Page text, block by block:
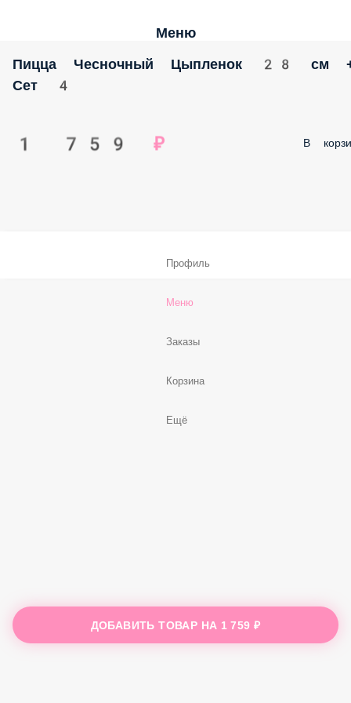
Меню
Пицца Чесночный Цыпленок 28 см
Сет 4
1 759 ₽ В
ДОБАВИТЬ ТОВАР НА 1 759 ₽
Профиль
Меню
Заказы
Корзина
Ещё